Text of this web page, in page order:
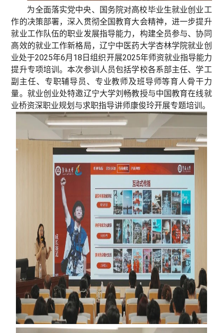
为全面落实党中央、国务院对高校毕业生就业创业工
作的决策部署，深入贯彻全国教育大会精神，进一步提升
就业工作队伍的职业发展指导能力，构建全员参与、协同
高效的就业工作新格局，辽宁中医药大学杏林学院就业创
业处于2025年6月18日组织开展2025年师资就业指导能力
提升专项培训。本次参训人员包括学校各系部主任、学工
副主任、专职辅导员、专业教师及班导师等育人骨干力
量。就业创业处特邀辽宁大学刘畅教授与中国教育在线就
业桥资深职业规划与求职指导讲师康俊玲开展专题培训。